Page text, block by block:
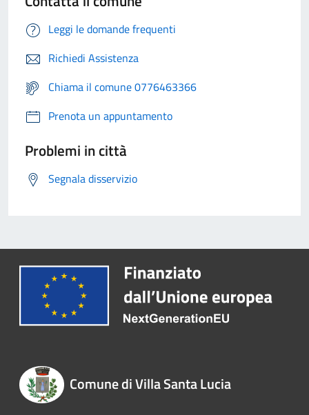
Leggi le domande frequenti
Richiedi Assistenza
Chiama il comune 0776463366
Prenota un appuntamento
Problemi in città
Segnala disservizio
Comune di Villa Santa Lucia